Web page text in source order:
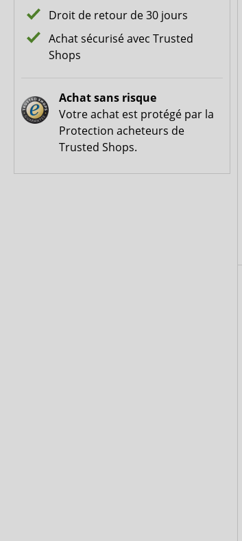
Droit de retour de 30 jours
Achat sécurisé avec Trusted
Shops
Achat sans risque
Votre achat est protégé par la
Protection acheteurs de
Trusted Shops.